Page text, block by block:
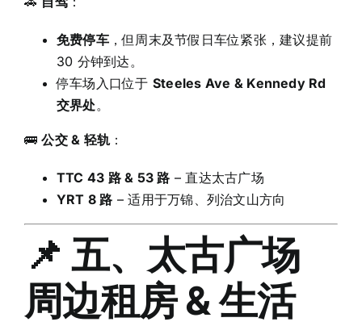
免费停车，但周末及节假日车位紧张，建议提前
30 分钟到达。
停车场入口位于 Steeles Ave & Kennedy Rd
交界处。
🚌公交 & 轻轨：
TTC 43 路 & 53 路 – 直达太古广场
YRT 8 路 – 适用于万锦、列治文山方向
📌 五、太古广场
周边租房 & 生活